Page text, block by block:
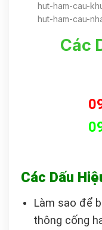
hut-ham-cau-
hut-ham-cau-
Các
Các Dấu
Làm sao để
thông cống